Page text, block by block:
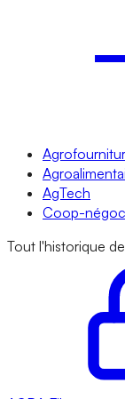
AgTech
Coop-
Tout l'historique